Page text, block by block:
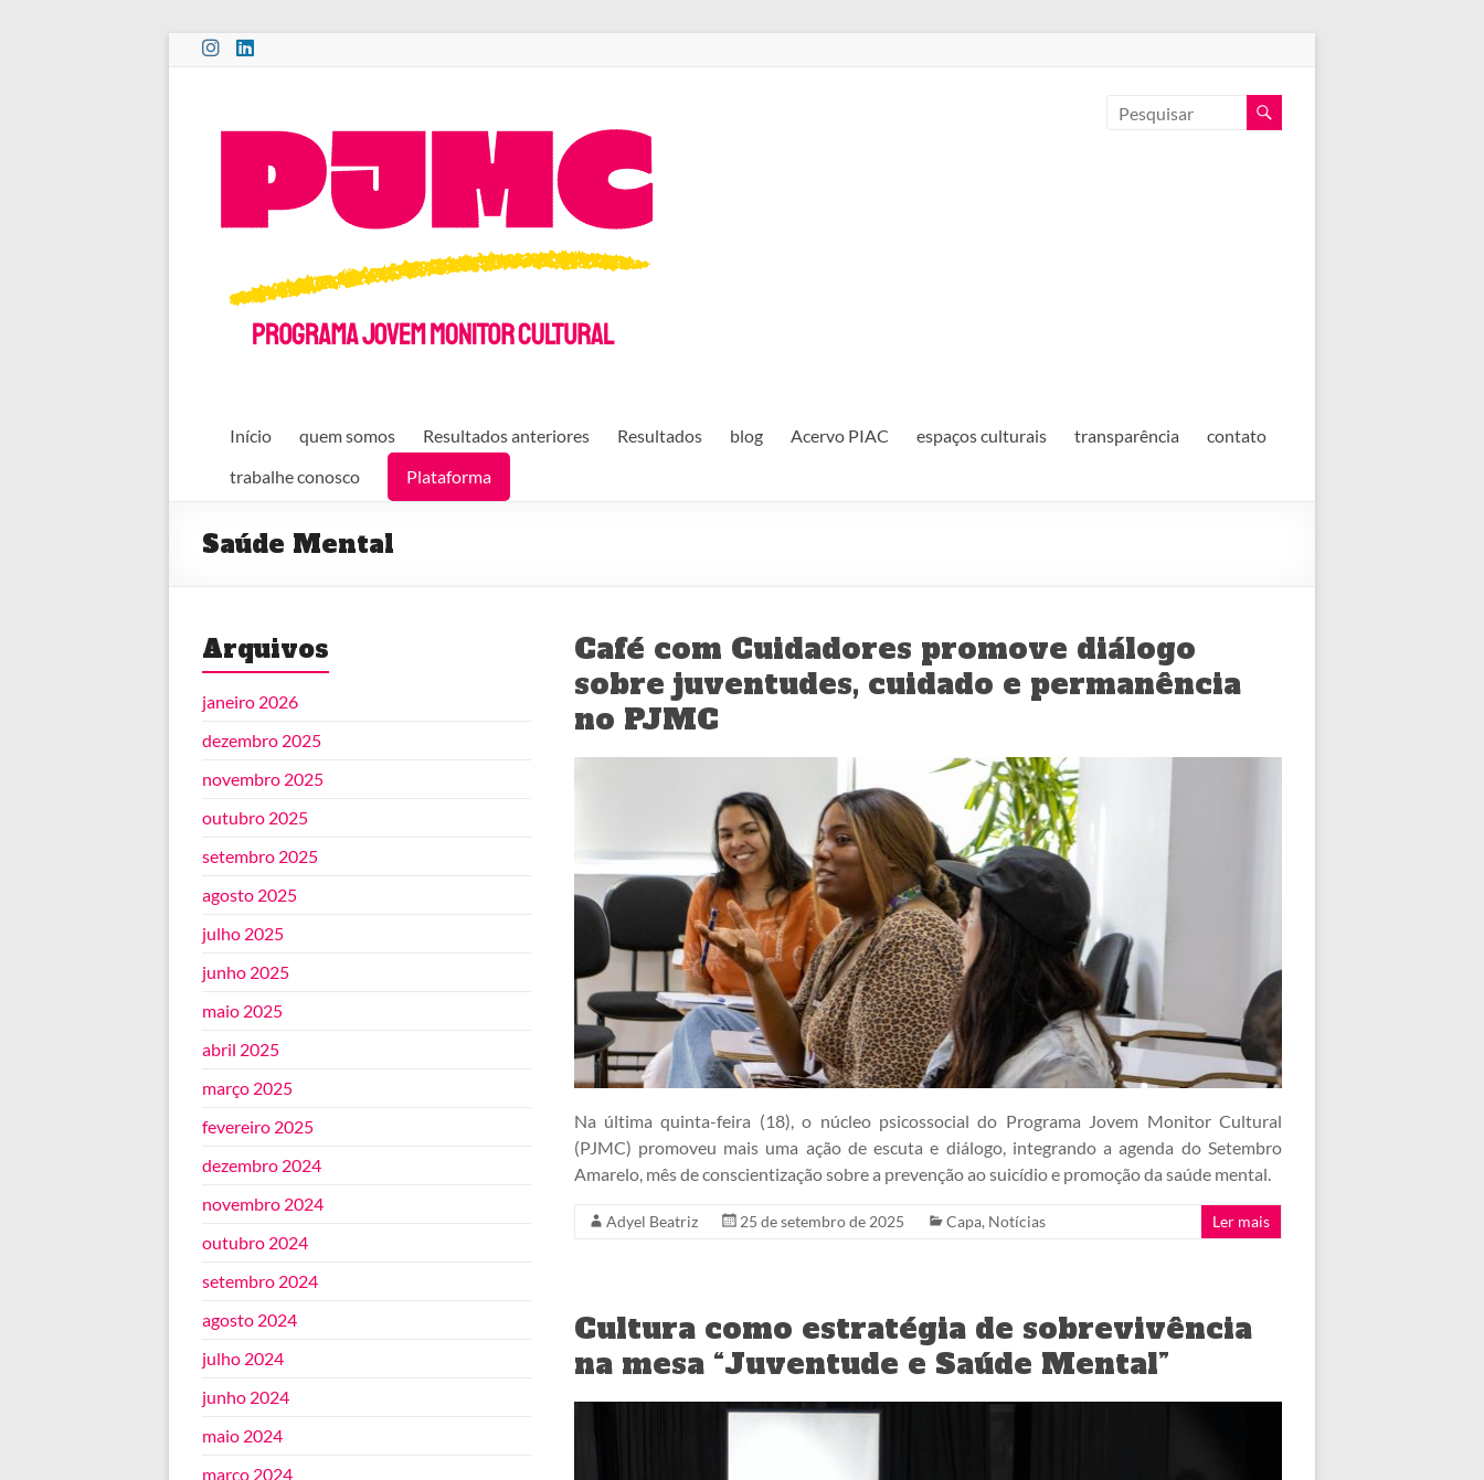
Pular
JOVEM
MONITOR
CULTURAL
Início quem somos Resultados anteriores Resultados blog Acervo PIAC espaços culturais transparência
contato
trabalhe conosco
Plataforma
Saúde Mental
Café com Cuidadores promove diálogo
sobre juventudes, cuidado e permanência
no PJMC
Na última quinta-feira (18), o núcleo psicossocial do Programa Jovem Monitor Cultural
(PJMC) promoveu mais uma ação de escuta e diálogo, integrando a agenda do Setembro
Amarelo, mês de conscientização sobre a prevenção ao suicídio e promoção da saúde mental.
Adyel Beatriz 25 de setembro de 2025 Capa, Notícias Ler mais
Cultura como estratégia de sobrevivência
na mesa “Juventude e Saúde Mental”
Arquivos
janeiro 2026
dezembro 2025
novembro 2025
outubro 2025
setembro 2025
agosto 2025
julho 2025
junho 2025
maio 2025
abril 2025
março 2025
fevereiro 2025
dezembro 2024
novembro 2024
outubro 2024
setembro 2024
agosto 2024
julho 2024
junho 2024
maio 2024
março 2024